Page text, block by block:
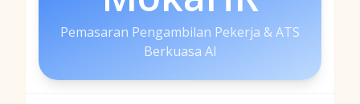
Pemasaran Pengambilan Pekerja & ATS
Berkuasa AI